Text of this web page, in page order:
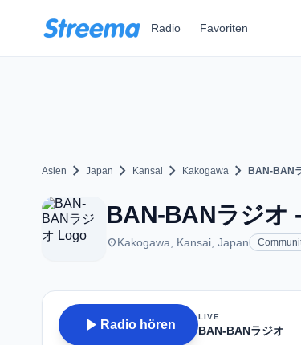
Radio Favoriten
Asien chevron_right Japan chevron_right Kansai chevron_right Kakogawa chevron_right BAN-BAN
BAN-BANラジオ
placeKakogawa, Kansai, Japan
play_arrow Radio hören
LIVE
BAN-BANラジオ